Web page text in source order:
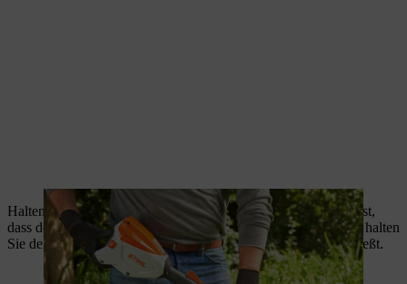
Halten Sie das Gerät mit einer Hand am Bedienungsgriff so fest,
dass der Daumen den Griff umschließt. Mit der anderen Hand halten
Sie den Rundumgriff so fest, dass der Daumen diesen umschließt.